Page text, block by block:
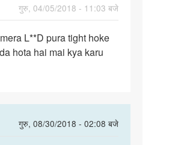
गुरु, 04/05/2018 - 11:03 बजे
L**D pura tight hoke
hota hai mai kya karu
गुरु, 08/30/2018 - 02:08 बजे